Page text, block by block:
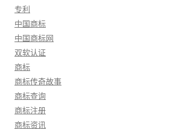
专利
中国商标
中国商标网
双软认证
商标
商标传奇故事
商标查询
商标注册
商标资讯